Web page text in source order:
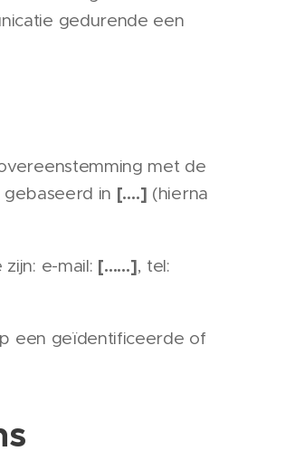
gedurende een
met de
gebaseerd in [….] (hierna
e-mail: [……], tel:
een geïdentificeerde of